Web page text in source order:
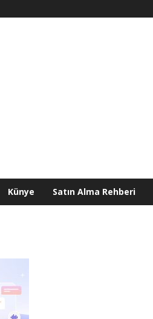
Künye Satın Alma Rehberi